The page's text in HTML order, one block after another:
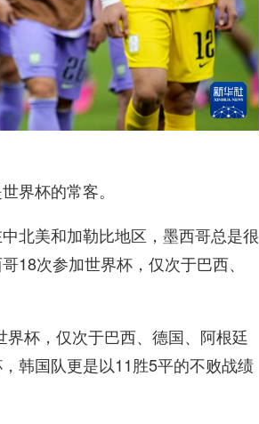
界杯的常客。
北美和加勒比地区，墨西哥总是很
18次参加世界杯，仅次于巴西、
杯，仅次于巴西、德国、阿根廷
韩国队更是以11胜5平的不败战绩